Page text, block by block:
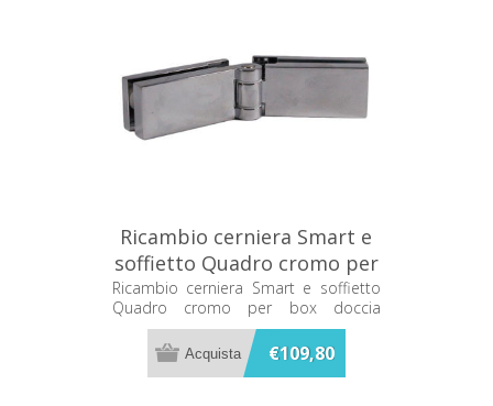
Ricambio cerniera Smart e
soffietto Quadro cromo per
box doccia Disenia RCSFCN-
C
Ricambio cerniera Smart e soffietto
Quadro cromo per box doccia
Disenia RCSFCN-C
€109,80